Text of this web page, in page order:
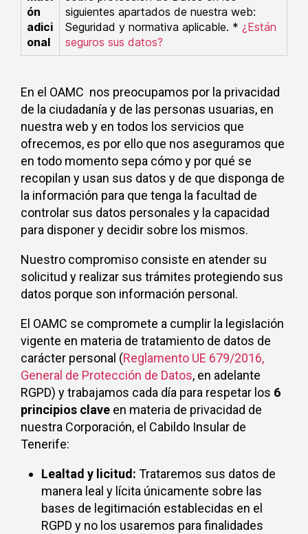
ón
adici
onal
siguientes apartados de nuestra web:
Seguridad y normativa aplicable. * ¿Están
seguros sus datos?
En el OAMC nos preocupamos por la privacidad
de la ciudadanía y de las personas usuarias, en
nuestra web y en todos los servicios que
ofrecemos, es por ello que nos aseguramos que
en todo momento sepa cómo y por qué se
recopilan y usan sus datos y de que disponga de
la información para que tenga la facultad de
controlar sus datos personales y la capacidad
para disponer y decidir sobre los mismos.
Nuestro compromiso consiste en atender su
solicitud y realizar sus trámites protegiendo sus
datos porque son información personal.
El OAMC se compromete a cumplir la legislación
vigente en materia de tratamiento de datos de
carácter personal (Reglamento UE 679/2016,
General de Protección de Datos, en adelante
RGPD) y trabajamos cada día para respetar los 6
principios clave en materia de privacidad de
nuestra Corporación, el Cabildo Insular de
Tenerife:
Lealtad y licitud: Trataremos sus datos de
manera leal y lícita únicamente sobre las
bases de legitimación establecidas en el
RGPD y no los usaremos para finalidades